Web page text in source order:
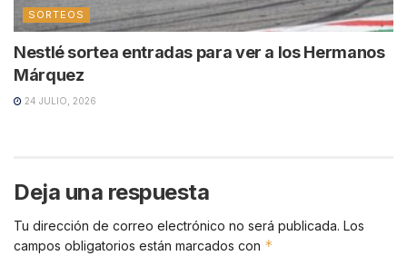
SORTEOS
Nestlé sortea entradas para ver a los Hermanos
Márquez
24 JULIO, 2026
Deja una respuesta
Tu dirección de correo electrónico no será publicada. Los
campos obligatorios están marcados con *